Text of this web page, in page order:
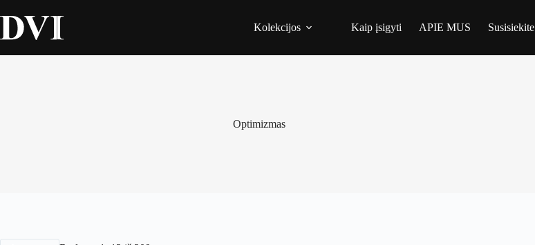
to
content
Kolekcijos Kaip įsigyti APIE MUS Susisiekite
Optimizmas